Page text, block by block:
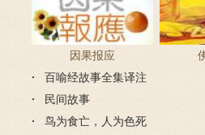
因果报应
百喻经故事全集译注
民间故事
鸟为食亡，人为色死